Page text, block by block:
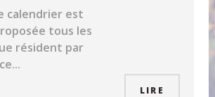
calendrier est
tous les
résident par
LIRE